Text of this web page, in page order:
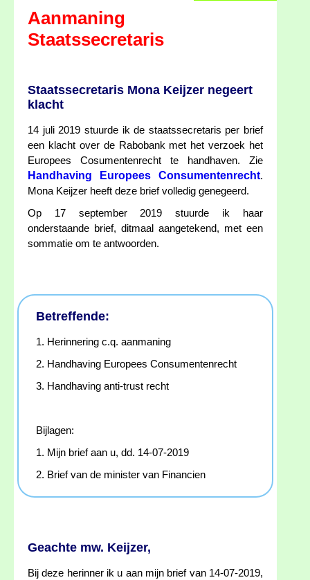
Aanmaning
Staatssecretaris
Staatssecretaris Mona Keijzer negeert
klacht
14 juli 2019 stuurde ik de staatssecretaris per brief
een klacht over de Rabobank met het verzoek het
Europees Cosumentenrecht te handhaven. Zie
Handhaving Europees Consumentenrecht.
Mona Keijzer heeft deze brief volledig genegeerd.
Op 17 september 2019 stuurde ik haar
onderstaande brief, ditmaal aangetekend, met een
sommatie om te antwoorden.
Betreffende:
1. Herinnering c.q. aanmaning
2. Handhaving Europees Consumentenrecht
3. Handhaving anti-trust recht
Bijlagen:
1. Mijn brief aan u, dd. 14-07-2019
2. Brief van de minister van Financien
Geachte mw. Keijzer,
Bij deze herinner ik u aan mijn brief van 14-07-2019,